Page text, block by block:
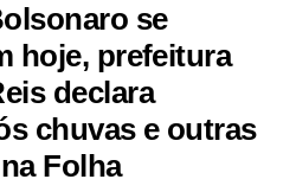
se
hoje, prefeitura
declara
chuvas e outras
Folha